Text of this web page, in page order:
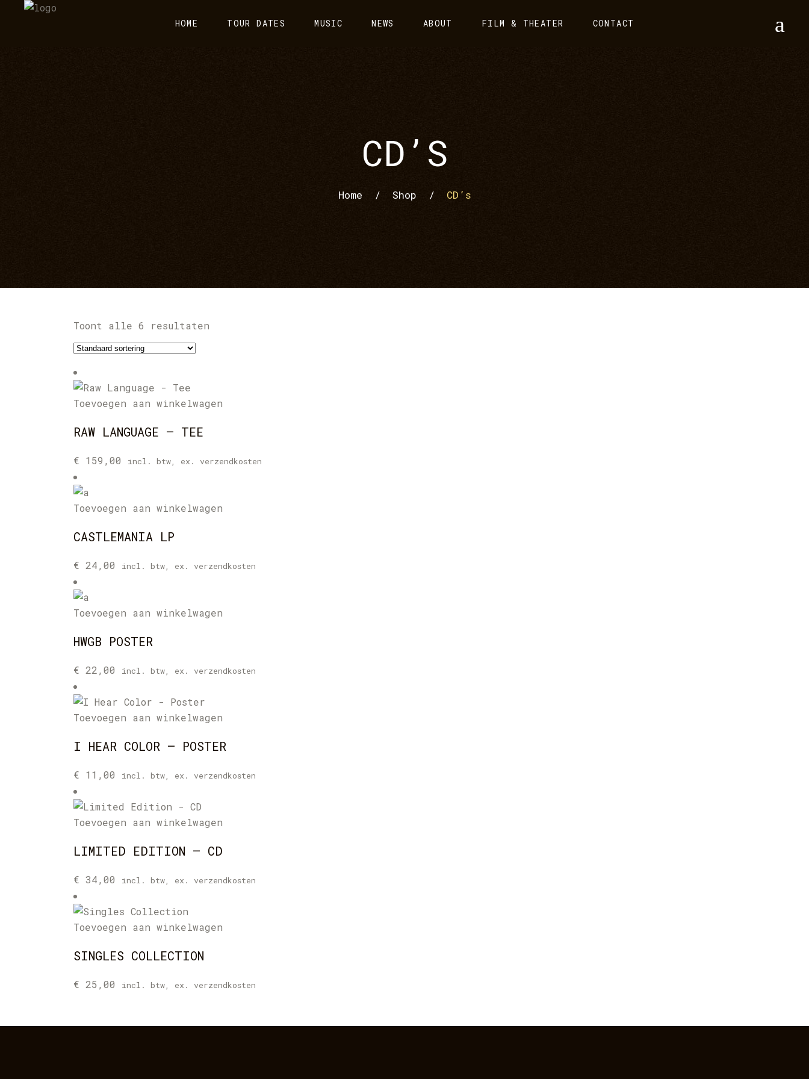
HOME TOUR DATES MUSIC NEWS ABOUT FILM & THEATER CONTACT
CD’S
Home / Shop / CD’s
Toont alle 6 resultaten
Toevoegen aan winkelwagen
RAW LANGUAGE – TEE
€ 159,00 incl. btw, ex. verzendkosten
Toevoegen aan winkelwagen
CASTLEMANIA LP
€ 24,00 incl. btw, ex. verzendkosten
Toevoegen aan winkelwagen
HWGB POSTER
€ 22,00 incl. btw, ex. verzendkosten
Toevoegen aan winkelwagen
I HEAR COLOR – POSTER
€ 11,00 incl. btw, ex. verzendkosten
Toevoegen aan winkelwagen
LIMITED EDITION – CD
€ 34,00 incl. btw, ex. verzendkosten
Toevoegen aan winkelwagen
SINGLES COLLECTION
€ 25,00 incl. btw, ex. verzendkosten